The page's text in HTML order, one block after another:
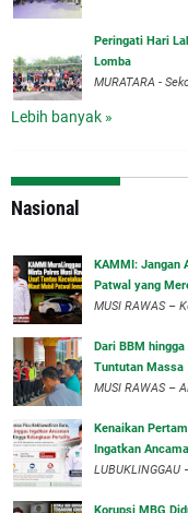
Peringati Hari
Lomba
MURATARA -
Lebih banyak »
Nasional
‎KAMMI: Jangan
Patwal yang
‎MUSI RAWAS –
Dari BBM
Tuntutan Massa
MUSI RAWAS –
‎Kenaikan
Ingatkan
Korupsi MBG